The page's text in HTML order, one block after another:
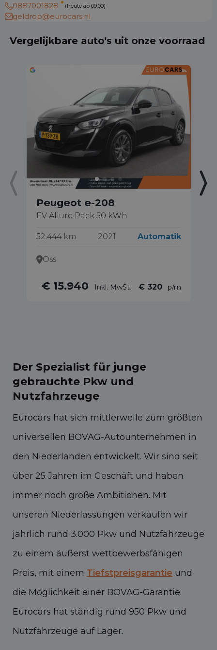
0887001828
(heute ab 09:00)
geldrop@eurocars.nl
Vergelijkbare auto's uit onze voorraad
Peugeot e-208
EV Allure Pack 50 kWh
52.444 km 2021 Automatik
Oss
€ 15.940 Inkl. MwSt. € 320 p/m
Der Spezialist für junge
gebrauchte Pkw und
Nutzfahrzeuge
Eurocars hat sich mittlerweile zum größten
universellen BOVAG-Autounternehmen in
den Niederlanden entwickelt. Wir sind seit
über 25 Jahren im Geschäft und haben
immer noch große Ambitionen. Mit
unseren Niederlassungen verkaufen wir
jährlich rund 3.000 Pkw und Nutzfahrzeuge
zu einem äußerst wettbewerbsfähigen
Preis, mit einem Tiefstpreisgarantie und
die Möglichkeit einer BOVAG-Garantie.
Eurocars hat ständig rund 950 Pkw und
Nutzfahrzeuge auf Lager.